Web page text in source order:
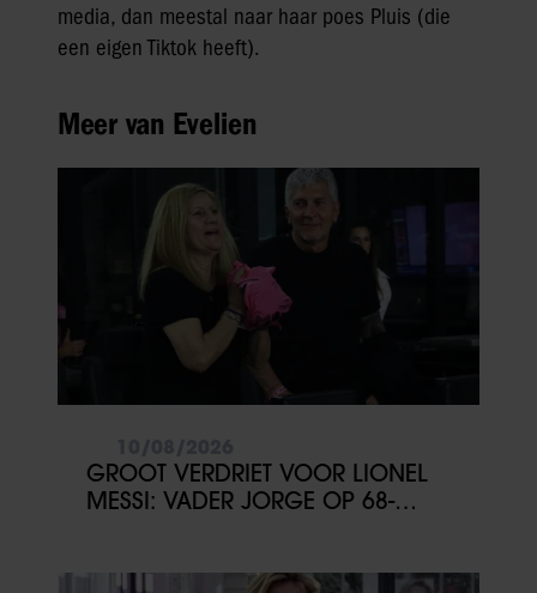
media, dan meestal naar haar poes Pluis (die
een eigen Tiktok heeft).
Meer van Evelien
GROOT VERDRIET VOOR LIONEL
MESSI: VADER JORGE OP 68-